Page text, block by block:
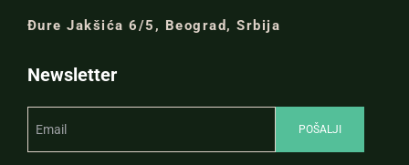
Đure Jakšića 6/5, Beograd, Srbija
Newsletter